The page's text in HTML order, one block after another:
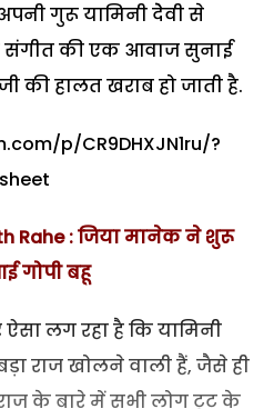
गुरू यामिनी देेवी से
संगीत की एक आवाज सुनाई
की हालत खराब हो जाती है.
p/CR9DHXJN1ru/?
Rahe : जिया मानेक ने शुरू
गोपी बहू
लग रहा है कि यामिनी
राज खोलने वाली हैं, जैसे ही
के बारे में सभी लोग टूट के